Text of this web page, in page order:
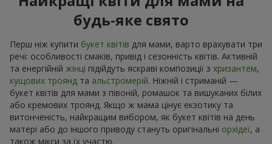
будь-яке свято
Перш ніж купити букет квітів для мами, варто врахувати три
речі: особливості смаків, привід і сезонність квітів. Активній
та енергійній жінці підійдуть яскраві композиції з хризантем,
кущових троянд та альстромерій. Ніжній і стриманій —
букет квітів для мами з півоній, ромашок та вишуканих білих
або кремових троянд. Якщо ж мама цінує екзотику та
витонченість, найкращим вибором, як букет квітів на день
матері або до іншого приводу стануть оригінальні орхідеї, а
також мікси за їх участю.